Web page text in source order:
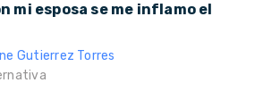
mi esposa se me inflamo el
Gutierrez Torres